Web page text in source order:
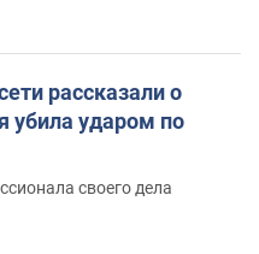
рассказали о
убила ударом по
своего дела